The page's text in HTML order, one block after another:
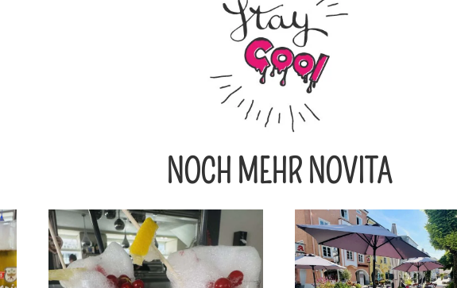
NOCH MEHR NOVITA